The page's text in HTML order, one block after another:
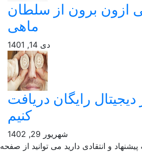
برون از سلطان
ماهی
رایگان دریافت
کنیم
شهریور 29, 1402
و انتقادی دارید می توانید از صفحه